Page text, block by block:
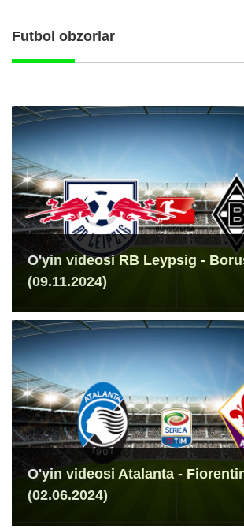
Futbol obzorlar
O'yin videosi RB Leypsig -
(09.11.2024)
O'yin videosi Atalanta -
(02.06.2024)